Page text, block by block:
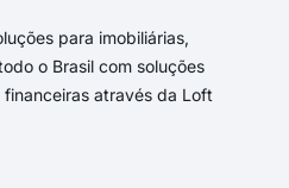
para imobiliárias,
o Brasil com soluções
através da Loft